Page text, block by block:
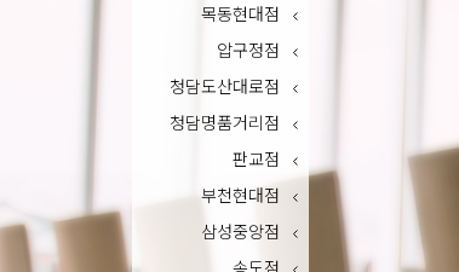
목동현대점
압구정점
청담도산대로점
청담명품거리점
판교점
부천현대점
삼성중앙점
송도점